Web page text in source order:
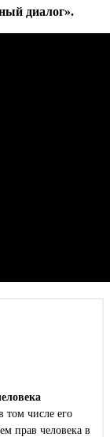
диалог».
том числе его
прав человека в